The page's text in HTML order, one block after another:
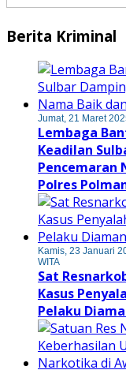
Berita Kriminal
Jumat, 21 Maret
Lembaga
Keadilan
Pencemaran
Polres
Kamis, 23 Januari
WITA
Sat
Kasus
Pelaku